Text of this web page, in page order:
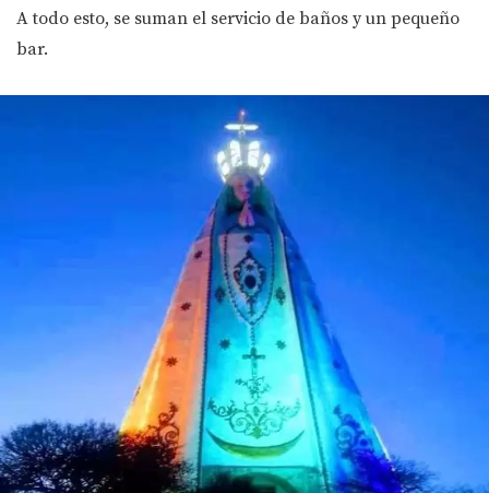
A todo esto, se suman el servicio de baños y un pequeño
bar.